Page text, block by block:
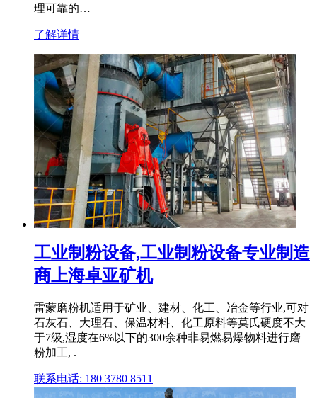
理可靠的…
了解详情
工业制粉设备,工业制粉设备专业制造
商上海卓亚矿机
雷蒙磨粉机适用于矿业、建材、化工、冶金等行业,可对
石灰石、大理石、保温材料、化工原料等莫氏硬度不大
于7级,湿度在6%以下的300余种非易燃易爆物料进行磨
粉加工, .
联系电话: 180 3780 8511